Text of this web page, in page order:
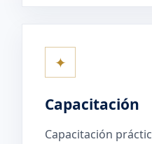
✦
Capacitación
Capacitación